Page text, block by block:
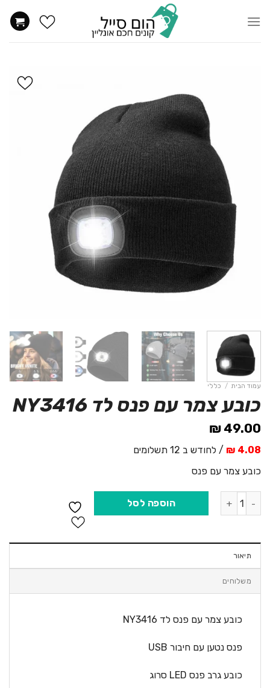
עמוד הבית / כללי
כובע צמר עם פנס לד NY3416
49.00
₪
4.08 ₪
/ לחודש ב 12 תשלומים
כובע צמר עם פנס
כמות של כובע צמר עם פנס לד NY3416הוספה לסל
תיאור
משלוחים
כובע צמר עם פנס לד NY3416
פנס נטען עם חיבור USB
כובע גרב פנס LED סרוג